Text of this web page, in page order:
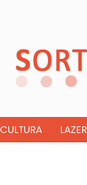
CULTURA LAZER